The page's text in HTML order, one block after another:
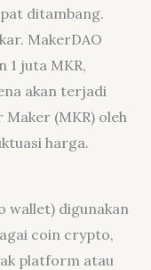
ditambang.
MakerDAO
1 juta MKR,
akan terjadi
(MKR) oleh
harga.
wallet) digunakan
coin crypto,
platform atau